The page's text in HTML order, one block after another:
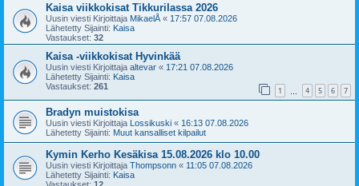
Kaisa viikkokisat Tikkurilassa 2026
Uusin viesti Kirjoittaja MikaelÅ « 17:57 07.08.2026
Lähetetty Sijainti: Kaisa
Vastaukset: 32
Kaisa -viikkokisat Hyvinkää
Uusin viesti Kirjoittaja altevar « 17:21 07.08.2026
Lähetetty Sijainti: Kaisa
Vastaukset: 261 1 4 5 6 7
Bradyn muistokisa
Uusin viesti Kirjoittaja Lossikuski « 16:13 07.08.2026
Lähetetty Sijainti: Muut kansalliset kilpailut
Kymin Kerho Kesäkisa 15.08.2026 klo 10.00
Uusin viesti Kirjoittaja Thompsonn « 11:05 07.08.2026
Lähetetty Sijainti: Kaisa